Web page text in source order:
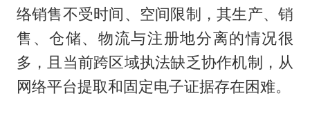
络销售不受时间、空间限制，其生产、销
售、仓储、物流与注册地分离的情况很
多，且当前跨区域执法缺乏协作机制，从
网络平台提取和固定电子证据存在困难。